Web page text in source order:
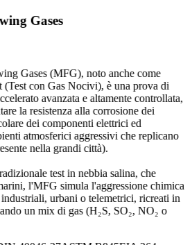
Gases
Gases (MFG), noto anche come
(Test con Gas Nocivi), è una prova di
avanzata e altamente controllata,
la resistenza alla corrosione dei
dei componenti elettrici ed
atmosferici aggressivi che replicano
nella grandi città).
test in nebbia salina, che
l'MFG simula l'aggressione chimica
urbani o telemetrici, ricreati in
un mix di gas (H₂S, SO₂, NO₂ o